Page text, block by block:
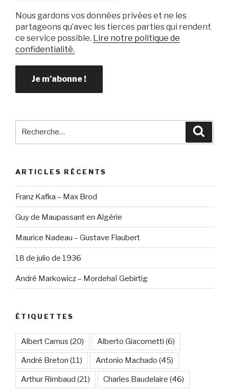
Nous gardons vos données privées et ne les
partageons qu’avec les tierces parties qui rendent
ce service possible. Lire notre politique de
confidentialité.
ARTICLES RÉCENTS
Franz Kafka – Max Brod
Guy de Maupassant en Algérie
Maurice Nadeau – Gustave Flaubert
18 de julio de 1936
André Markowicz – Mordehaï Gebirtig
ÉTIQUETTES
Albert Camus (20) Alberto Giacometti (6)
André Breton (11) Antonio Machado (45)
Arthur Rimbaud (21) Charles Baudelaire (46)